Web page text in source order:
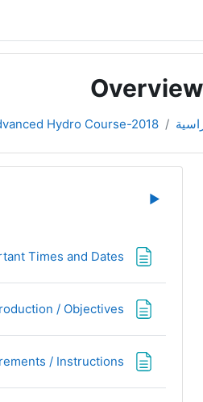
Hydro Course-2018
الخطوط
▶︎
Times and Dates
/ Objectives
/ Instructions